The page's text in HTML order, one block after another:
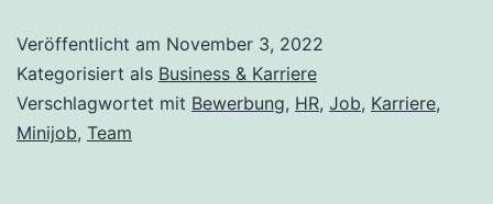
Bewerbung
–
so
Veröffentlicht am November 3, 2022
Kategorisiert als Business & Karriere
Verschlagwortet mit Bewerbung, HR, Job, Karriere,
Minijob, Team